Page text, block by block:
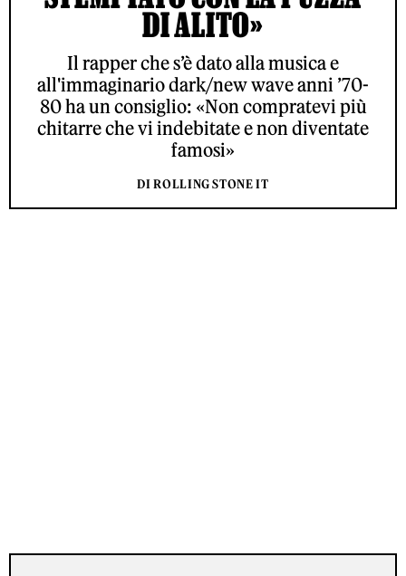
DI ALITO»
Il rapper che s’è dato alla musica e
all'immaginario dark/new wave anni ’70-
80 ha un consiglio: «Non compratevi più
chitarre che vi indebitate e non diventate
famosi»
DI ROLLING STONE IT